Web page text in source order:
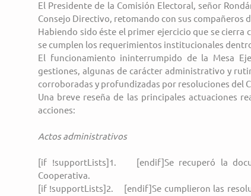
El Presidente de la Comisión Electoral, señor
Consejo Directivo, retomando con sus compañeros
Habiendo sido éste el primer ejercicio que se cierra
se cumplen los requerimientos institucionales
El funcionamiento ininterrumpido de la Mesa
gestiones, algunas de carácter administrativo y
corroboradas y profundizadas por resoluciones del
Una breve reseña de las principales actuaciones
acciones:
Actos administrativos
[if !supportLists]1.    [endif]Se recuperó la
Cooperativa.
[if !supportLists]2.    [endif]Se cumplieron las